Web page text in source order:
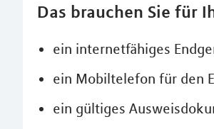
Das brauchen Sie für
ein internetfähiges
ein Mobiltelefon für den
ein gültiges